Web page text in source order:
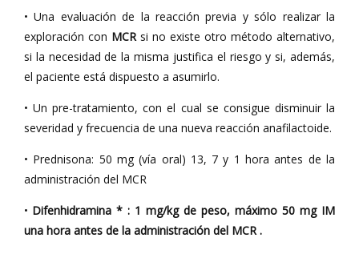
• Una evaluación de la reacción previa y sólo realizar la
exploración con MCRsi no existe otro método alternativo,
si la necesidad de la misma justifica el riesgo y si, además,
el paciente está dispuesto a asumirlo.
• Un pre-tratamiento, con el cual se consigue disminuir la
severidad y frecuencia de una nueva reacción anafilactoide.
• Prednisona: 50 mg (vía oral) 13, 7 y 1 hora antes de la
administración del MCR
• Difenhidramina * : 1 mg/kg de peso, máximo 50 mg IM
una hora antes de la administración del MCR .